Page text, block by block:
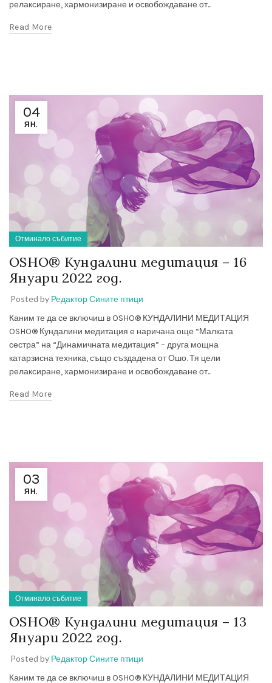
релаксиране, хармонизиране и освобождаване от...
Read More
04
ЯН.
Отминало събитие
OSHO® Кундалини медитация – 16
Януари 2022 год.
Posted by Редактор Сините птици
Каним те да се включиш в OSHO® КУНДАЛИНИ МЕДИТАЦИЯ
OSHO® Кундалини медитация е наричана още “Малката
сестра” на “Динамичната медитация” – друга мощна
катарзисна техника, също създадена от Ошо. Тя цели
релаксиране, хармонизиране и освобождаване от...
Read More
03
ЯН.
Отминало събитие
OSHO® Кундалини медитация – 13
Януари 2022 год.
Posted by Редактор Сините птици
Каним те да се включиш в OSHO® КУНДАЛИНИ МЕДИТАЦИЯ